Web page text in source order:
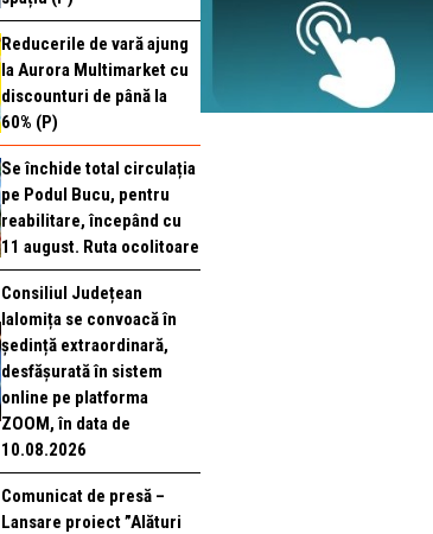
Reducerile de vară ajung
la Aurora Multimarket cu
discounturi de până la
60% (P)
Se închide total circulația
pe Podul Bucu, pentru
reabilitare, începând cu
11 august. Ruta ocolitoare
Consiliul Județean
Ialomița se convoacă în
ședință extraordinară,
desfășurată în sistem
online pe platforma
ZOOM, în data de
10.08.2026
Comunicat de presă –
Lansare proiect ”Alături